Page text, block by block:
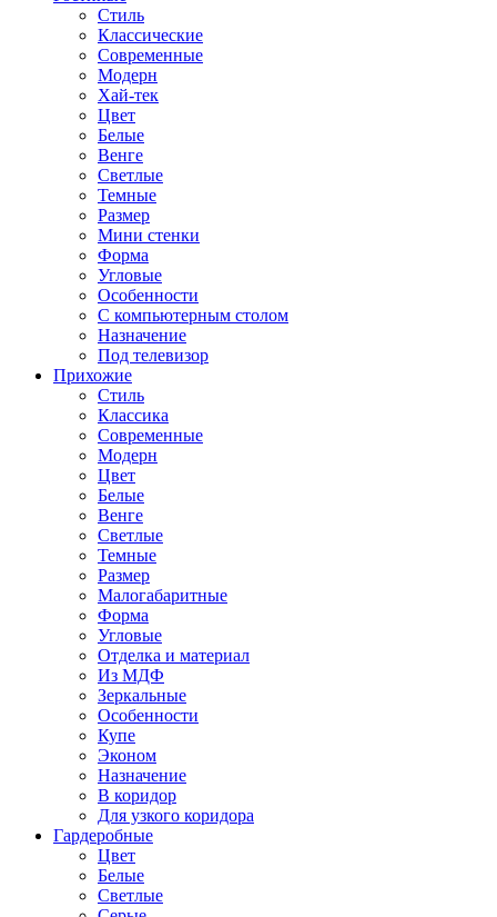
Стиль
Классические
Современные
Модерн
Хай-тек
Цвет
Белые
Венге
Светлые
Темные
Размер
Мини стенки
Форма
Угловые
Особенности
С компьютерным столом
Назначение
Под телевизор
Прихожие
Стиль
Классика
Современные
Модерн
Цвет
Белые
Венге
Светлые
Темные
Размер
Малогабаритные
Форма
Угловые
Отделка и материал
Из МДФ
Зеркальные
Особенности
Купе
Эконом
Назначение
В коридор
Для узкого коридора
Гардеробные
Цвет
Белые
Светлые